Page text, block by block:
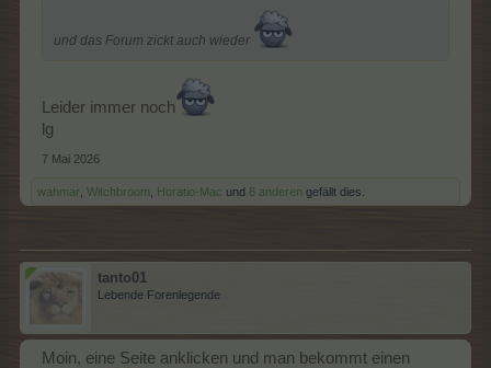
und das Forum zickt auch wieder
Leider immer noch
lg
7 Mai 2026
wahmar Witchbroom Horatio-Mac und 8 anderen gefällt dies.
tanto01
Lebende Forenlegende
Moin, eine Seite anklicken und man bekommt einen